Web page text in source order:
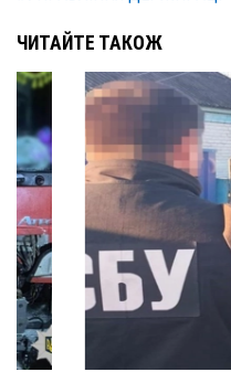
ЧИТАЙТЕ ТАКОЖ